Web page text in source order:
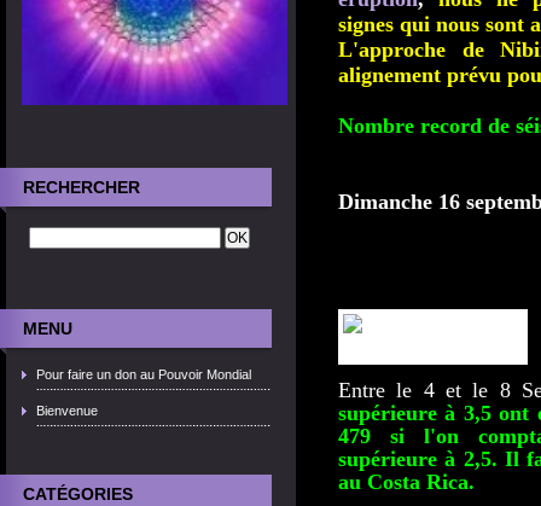
RECHERCHER
MENU
Pour faire un don au Pouvoir Mondial
Bienvenue
CATÉGORIES
signes qui nous sont
L'approche de
alignement prévu
Nombre record de
Dimanche 16
Entre le 4 et le 8
supérieure à 3,5 ont
479 si l'on
supérieure à 2,5. Il
au Costa Rica.